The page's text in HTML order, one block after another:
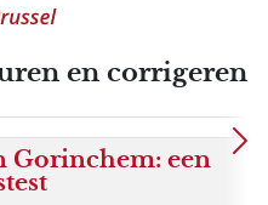
en corrigeren
Gorinchem: een